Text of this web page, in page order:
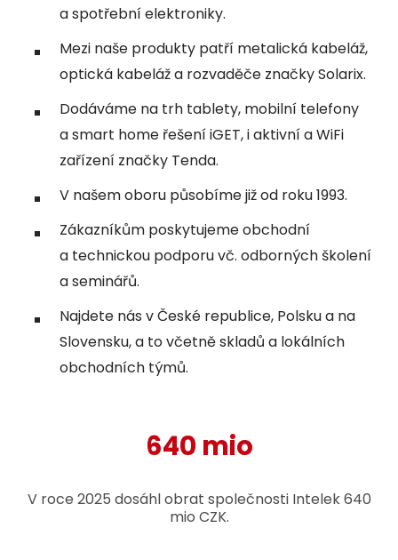
a spotřební elektroniky.
Mezi naše produkty patří metalická kabeláž,
optická kabeláž a rozvaděče značky Solarix.
Dodáváme na trh tablety, mobilní telefony
a smart home řešení iGET, i aktivní a WiFi
zařízení značky Tenda.
V našem oboru působíme již od roku 1993.
Zákazníkům poskytujeme obchodní
a technickou podporu vč. odborných školení
a seminářů.
Najdete nás v České republice, Polsku a na
Slovensku, a to včetně skladů a lokálních
obchodních týmů.
640 mio
V roce 2025 dosáhl obrat společnosti Intelek 640
mio CZK.